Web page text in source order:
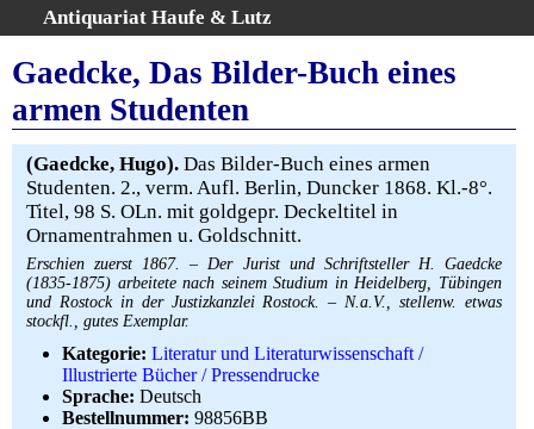
Antiquariat Haufe & Lutz
Home
Gesamtbestand
Erweiterte Suche
Kategorien
Schlagwörter
Warenkorb
AGB
Widerruf
Über uns
Aktuelle Kataloge
Kontakt
Gaedcke, Das Bilder-Buch eines
armen Studenten
(Gaedcke, Hugo). Das Bilder-Buch eines armen
Studenten. 2., verm. Aufl. Berlin, Duncker 1868. Kl.-8°.
Titel, 98 S. OLn. mit goldgepr. Deckeltitel in
Ornamentrahmen u. Goldschnitt.
Erschien zuerst 1867. – Der Jurist und Schriftsteller H. Gaedcke
(1835-1875) arbeitete nach seinem Studium in Heidelberg, Tübingen
und Rostock in der Justizkanzlei Rostock. – N.a.V., stellenw. etwas
stockfl., gutes Exemplar.
Kategorie: Literatur und Literaturwissenschaft /
Illustrierte Bücher / Pressendrucke
Sprache: Deutsch
Bestellnummer: 98856BB